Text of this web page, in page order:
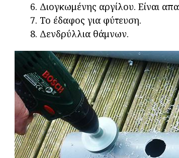
Διογκωμένης αργίλου. Είναι
Το έδαφος για φύτευση.
Δενδρύλλια θάμνων.